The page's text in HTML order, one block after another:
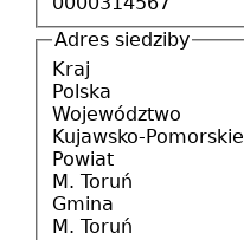
Adres siedziby
Kraj
Polska
Województwo
Kujawsko-Pomorskie
Powiat
M. Toruń
Gmina
M. Toruń